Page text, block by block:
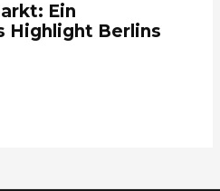
Ein
Highlight Berlins